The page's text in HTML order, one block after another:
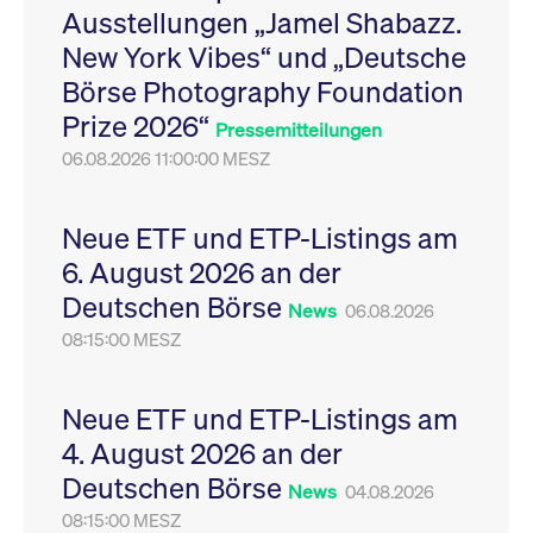
Ausstellungen „Jamel Shabazz.
New York Vibes“ und „Deutsche
Börse Photography Foundation
Prize 2026“ Pressemitteilungen
06.08.2026 11:00:00 MESZ
Neue ETF und ETP-Listings am
6. August 2026 an der
Deutschen Börse News 06.08.2026
08:15:00 MESZ
Neue ETF und ETP-Listings am
4. August 2026 an der
Deutschen Börse News 04.08.2026
08:15:00 MESZ
Leistung der Website
zu messen. Es handelt
sich um ein Muster-
Cookie, bei dem auf
das Präfix _pk_ses
eine kurze Reihe von
VISITOR_PRIVACY_METADATA
YouTube
.youtube.com
6
Monate
Dieses Cookie dient
Speicherung der
Einwilligungs- und
des Nutzers für ihre
Interaktion mit der
Sitzungen geehrt